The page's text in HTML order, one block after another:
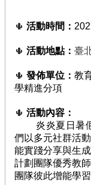
賽
評
量
活
花
絮
知
🌵 活動時間：
🌵 活動地點： 臺
🌵 發佈單位： 教
學精進分項
🌵 活動內容：
炎炎夏日暑
們以多元社群活
能實踐分享與生
計劃團隊優秀教
團隊彼此增能學